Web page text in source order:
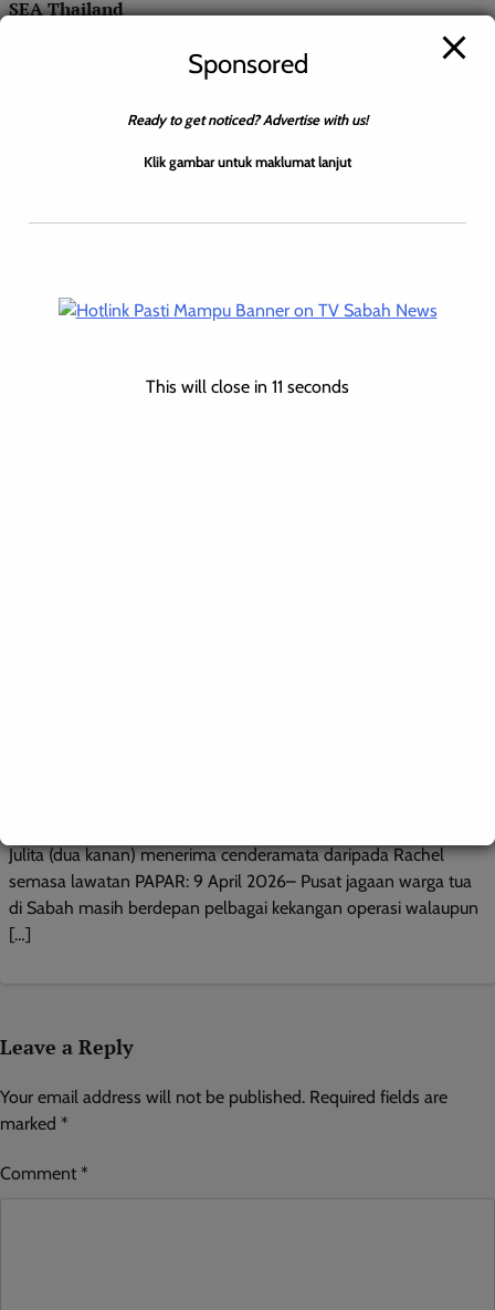
SEA Thailand
Sabah mencipta sejarah tersendiri apabila menjuarai dua
Julita (dua kanan) menerima cenderamata daripada Rachel
semasa lawatan PAPAR: 9 April 2026– Pusat jagaan warga tua
di Sabah masih berdepan pelbagai kekangan operasi walaupun
[…]
Leave a Reply
Your email address will not be published. Required fields are
marked *
Comment *
Sponsored
Ready to get noticed? Advertise with us!
Klik gambar untuk maklumat lanjut
This will close in 10 seconds